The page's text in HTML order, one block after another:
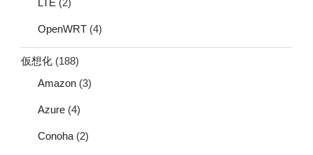
OpenWRT (4)
仮想化 (188)
Amazon (3)
Azure (4)
Conoha (2)